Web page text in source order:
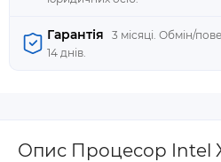
Гарантія
3 місяці. Обмін/
14 днів.
Опис Процесор Intel